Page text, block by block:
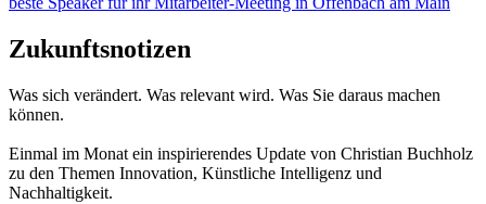
Zukunftsnotizen
Was sich verändert. Was relevant wird. Was Sie daraus machen
können.
Einmal im Monat ein inspirierendes Update von Christian Buchholz
zu den Themen Innovation, Künstliche Intelligenz und
Nachhaltigkeit.